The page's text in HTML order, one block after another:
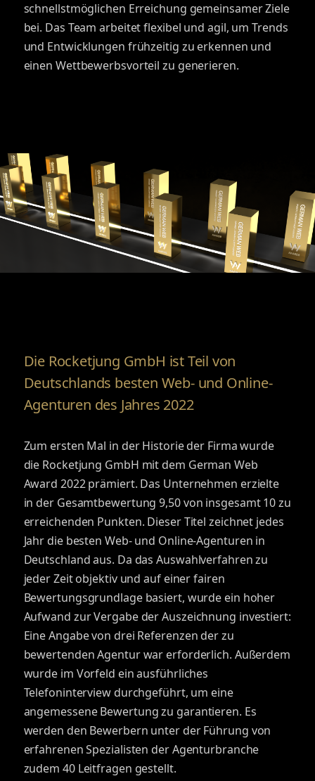
schnellstmöglichen Erreichung gemeinsamer Ziele
bei. Das Team arbeitet flexibel und agil, um Trends
und Entwicklungen frühzeitig zu erkennen und
einen Wettbewerbsvorteil zu generieren.
Die Rocketjung GmbH ist Teil von
Deutschlands besten Web- und Online-
Agenturen des Jahres 2022
Zum ersten Mal in der Historie der Firma wurde
die Rocketjung GmbH mit dem German Web
Award 2022 prämiert. Das Unternehmen erzielte
in der Gesamtbewertung 9,50 von insgesamt 10 zu
erreichenden Punkten. Dieser Titel zeichnet jedes
Jahr die besten Web- und Online-Agenturen in
Deutschland aus. Da das Auswahlverfahren zu
jeder Zeit objektiv und auf einer fairen
Bewertungsgrundlage basiert, wurde ein hoher
Aufwand zur Vergabe der Auszeichnung investiert:
Eine Angabe von drei Referenzen der zu
bewertenden Agentur war erforderlich. Außerdem
wurde im Vorfeld ein ausführliches
Telefoninterview durchgeführt, um eine
angemessene Bewertung zu garantieren. Es
werden den Bewerbern unter der Führung von
erfahrenen Spezialisten der Agenturbranche
zudem 40 Leitfragen gestellt.